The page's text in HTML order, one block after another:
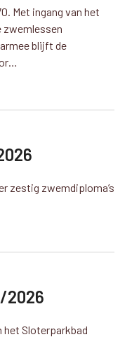
Met ingang van het
zwemlessen
blijft de
zestig zwemdiploma’s
2026
het Sloterparkbad